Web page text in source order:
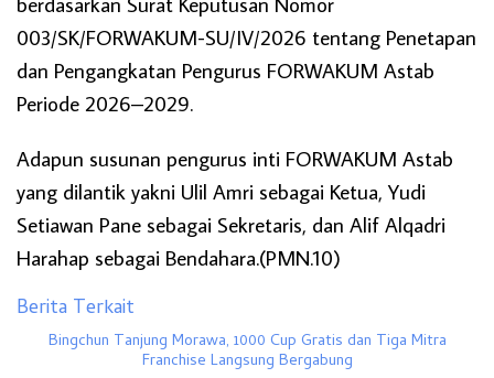
003/SK/FORWAKUM-SU/IV/2026 tentang Penetapan
dan Pengangkatan Pengurus FORWAKUM Astab
Periode 2026–2029.
Adapun susunan pengurus inti FORWAKUM Astab
yang dilantik yakni Ulil Amri sebagai Ketua, Yudi
Setiawan Pane sebagai Sekretaris, dan Alif Alqadri
Harahap sebagai Bendahara.(PMN.10)
Berita Terkait
Bingchun Tanjung Morawa, 1000 Cup Gratis dan Tiga Mitra
Franchise Langsung Bergabung